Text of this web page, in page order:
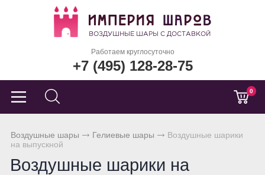
Работаем круглосуточно
+7 (495) 128-28-75
0
Воздушные шары Гелиевые шары
Воздушные шарики
на выпускной
Воздушные шарики на